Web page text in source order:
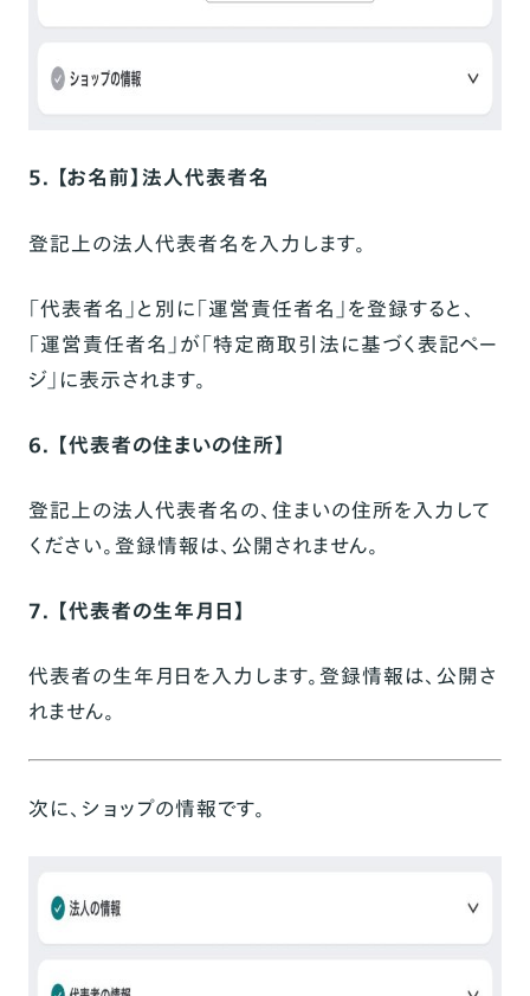
5. 【お名前】法人代表者名
登記上の法人代表者名を入力します。
「代表者名」と別に「運営責任者名」を登録すると、
「運営責任者名」が「特定商取引法に基づく表記ペー
ジ」に表示されます。
6. 【代表者の住まいの住所】
登記上の法人代表者名の、住まいの住所を入力して
ください。登録情報は、公開されません。
7. 【代表者の生年月日】
代表者の生年月日を入力します。登録情報は、公開さ
れません。
次に、ショップの情報です。